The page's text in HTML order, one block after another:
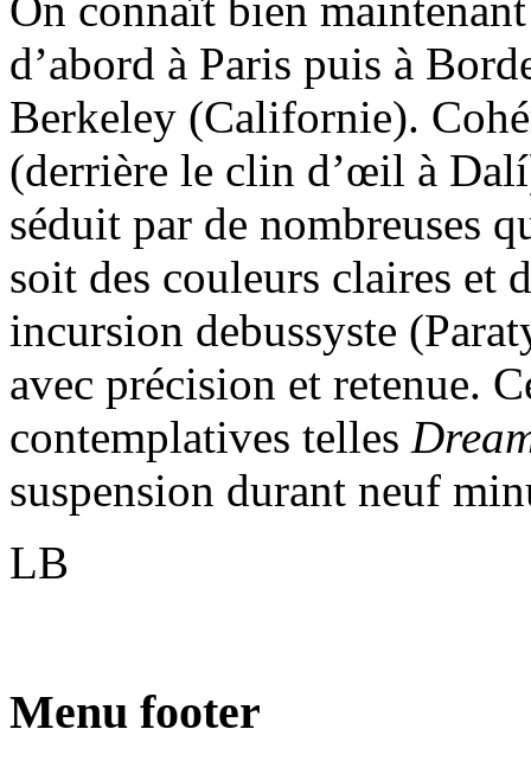
On connaît bien
d’abord à Paris puis à
Berkeley (Californie).
(derrière le clin d’œil à
séduit par de nombreuses
soit des couleurs claires et
incursion debussyste
avec précision et retenue.
contemplatives telles
suspension durant neuf
LB
Menu footer